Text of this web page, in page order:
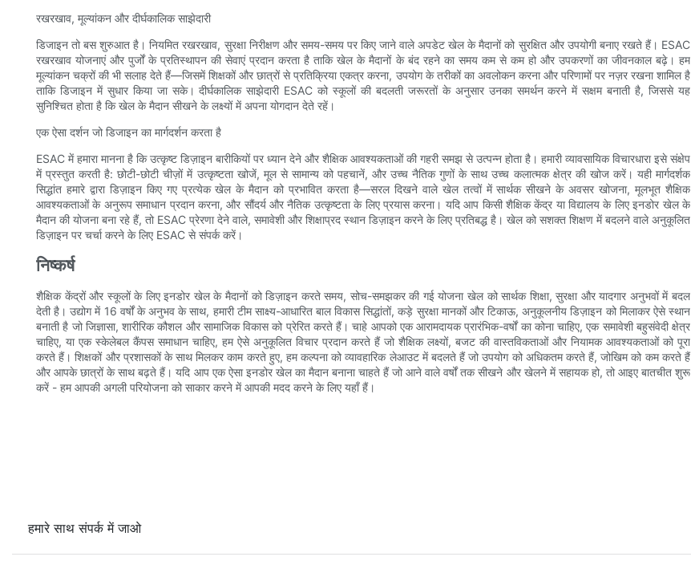
रखरखाव, मूल्यांकन और दीर्घकालिक साझेदारी
डिजाइन तो बस शुरुआत है। नियमित रखरखाव, सुरक्षा निरीक्षण और समय-समय पर किए जाने वाले अपडेट खेल के मैदानों को सुरक्षित और उपयोगी बनाए रखते हैं। ESAC
रखरखाव योजनाएं और पुर्जों के प्रतिस्थापन की सेवाएं प्रदान करता है ताकि खेल के मैदानों के बंद रहने का समय कम से कम हो और उपकरणों का जीवनकाल बढ़े। हम
मूल्यांकन चक्रों की भी सलाह देते हैं—जिसमें शिक्षकों और छात्रों से प्रतिक्रिया एकत्र करना, उपयोग के तरीकों का अवलोकन करना और परिणामों पर नज़र रखना शामिल है
ताकि डिजाइन में सुधार किया जा सके। दीर्घकालिक साझेदारी ESAC को स्कूलों की बदलती जरूरतों के अनुसार उनका समर्थन करने में सक्षम बनाती है, जिससे यह
सुनिश्चित होता है कि खेल के मैदान सीखने के लक्ष्यों में अपना योगदान देते रहें।
एक ऐसा दर्शन जो डिजाइन का मार्गदर्शन करता है
ESAC में हमारा मानना ​​है कि उत्कृष्ट डिज़ाइन बारीकियों पर ध्यान देने और शैक्षिक आवश्यकताओं की गहरी समझ से उत्पन्न होता है। हमारी व्यावसायिक विचारधारा इसे संक्षेप
में प्रस्तुत करती है: छोटी-छोटी चीज़ों में उत्कृष्टता खोजें, मूल से सामान्य को पहचानें, और उच्च नैतिक गुणों के साथ उच्च कलात्मक क्षेत्र की खोज करें। यही मार्गदर्शक
सिद्धांत हमारे द्वारा डिज़ाइन किए गए प्रत्येक खेल के मैदान को प्रभावित करता है—सरल दिखने वाले खेल तत्वों में सार्थक सीखने के अवसर खोजना, मूलभूत शैक्षिक
आवश्यकताओं के अनुरूप समाधान प्रदान करना, और सौंदर्य और नैतिक उत्कृष्टता के लिए प्रयास करना। यदि आप किसी शैक्षिक केंद्र या विद्यालय के लिए इनडोर खेल के
मैदान की योजना बना रहे हैं, तो ESAC प्रेरणा देने वाले, समावेशी और शिक्षाप्रद स्थान डिज़ाइन करने के लिए प्रतिबद्ध है। खेल को सशक्त शिक्षण में बदलने वाले अनुकूलित
डिज़ाइन पर चर्चा करने के लिए ESAC से संपर्क करें।
निष्कर्ष
शैक्षिक केंद्रों और स्कूलों के लिए इनडोर खेल के मैदानों को डिज़ाइन करते समय, सोच-समझकर की गई योजना खेल को सार्थक शिक्षा, सुरक्षा और यादगार अनुभवों में बदल
देती है। उद्योग में 16 वर्षों के अनुभव के साथ, हमारी टीम साक्ष्य-आधारित बाल विकास सिद्धांतों, कड़े सुरक्षा मानकों और टिकाऊ, अनुकूलनीय डिज़ाइन को मिलाकर ऐसे स्थान
बनाती है जो जिज्ञासा, शारीरिक कौशल और सामाजिक विकास को प्रेरित करते हैं। चाहे आपको एक आरामदायक प्रारंभिक-वर्षों का कोना चाहिए, एक समावेशी बहुसंवेदी क्षेत्र
चाहिए, या एक स्केलेबल कैंपस समाधान चाहिए, हम ऐसे अनुकूलित विचार प्रदान करते हैं जो शैक्षिक लक्ष्यों, बजट की वास्तविकताओं और नियामक आवश्यकताओं को पूरा
करते हैं। शिक्षकों और प्रशासकों के साथ मिलकर काम करते हुए, हम कल्पना को व्यावहारिक लेआउट में बदलते हैं जो उपयोग को अधिकतम करते हैं, जोखिम को कम करते हैं
और आपके छात्रों के साथ बढ़ते हैं। यदि आप एक ऐसा इनडोर खेल का मैदान बनाना चाहते हैं जो आने वाले वर्षों तक सीखने और खेलने में सहायक हो, तो आइए बातचीत शुरू
करें - हम आपकी अगली परियोजना को साकार करने में आपकी मदद करने के लिए यहाँ हैं।
हमारे साथ संपर्क में जाओ